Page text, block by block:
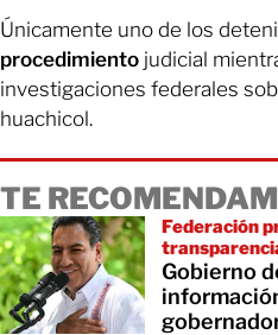
Únicamente uno de los
procedimiento judicial
investigaciones federales
huachicol.
TE
Federación
Gobierno